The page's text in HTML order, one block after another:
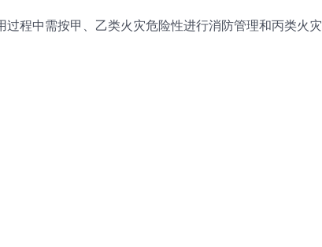
程中需按甲、乙类火灾危险性进行消防管理和丙类火